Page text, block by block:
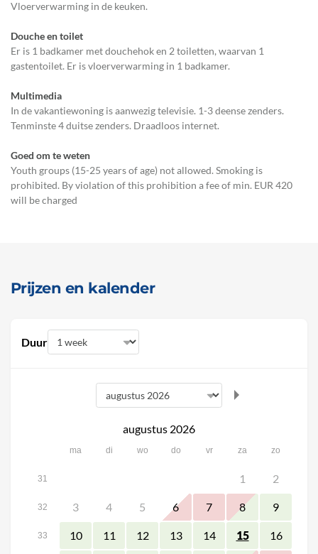
Vloerverwarming in de keuken.
Douche en toilet
Er is 1 badkamer met douchehok en 2 toiletten, waarvan 1
gastentoilet. Er is vloerverwarming in 1 badkamer.
Multimedia
In de vakantiewoning is aanwezig televisie. 1-3 deense zenders.
Tenminste 4 duitse zenders. Draadloos internet.
Goed om te weten
Youth groups (15-25 years of age) not allowed. Smoking is
prohibited. By violation of this prohibition a fee of min. EUR 420
will be charged
Prijzen en kalender
Duur
augustus 2026
ma di wo do vr za zo
31 1 2
32 3 4 5 6 7 8 9
33 10 11 12 13 14 15 16